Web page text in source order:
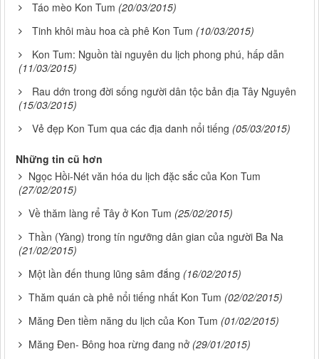
Táo mèo Kon Tum (20/03/2015)
Tinh khôi màu hoa cà phê Kon Tum (10/03/2015)
Kon Tum: Nguồn tài nguyên du lịch phong phú, hấp dẫn
(11/03/2015)
Rau dớn trong đời sống người dân tộc bản địa Tây Nguyên
(15/03/2015)
Vẻ đẹp Kon Tum qua các địa danh nổi tiếng (05/03/2015)
Những tin cũ hơn
Ngọc Hồi-Nét văn hóa du lịch đặc sắc của Kon Tum
(27/02/2015)
Về thăm làng rể Tây ở Kon Tum (25/02/2015)
Thần (Yàng) trong tín ngưỡng dân gian của người Ba Na
(21/02/2015)
Một lần đến thung lũng sâm đắng (16/02/2015)
Thăm quán cà phê nổi tiếng nhất Kon Tum (02/02/2015)
Măng Đen tiềm năng du lịch của Kon Tum (01/02/2015)
Măng Đen- Bông hoa rừng đang nở (29/01/2015)